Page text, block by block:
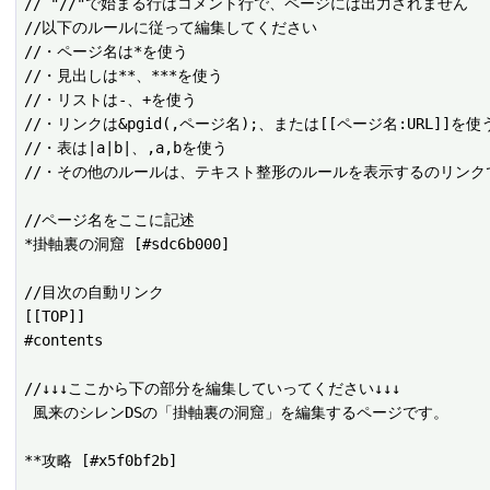
//以下のルールに従って編集してください
//・ページ名は*を使う
//・見出しは**、***を使う
//・リストは-、+を使う
//・リンクは&pgid(,ページ名);、または[[ページ名:URL]]を使
//・表は|a|b|、,a,bを使う
//・その他のルールは、テキスト整形のルールを表示するのリンク
//ページ名をここに記述
*掛軸裏の洞窟 [#sdc6b000]
//目次の自動リンク
[[TOP]]
#contents
//↓↓↓ここから下の部分を編集していってください↓↓↓
**攻略 [#x5f0bf2b]